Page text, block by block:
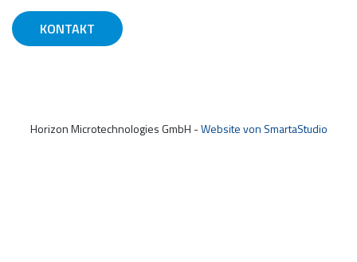
KONTAKT
Horizon Microtechnologies GmbH -Website von SmartaStudio